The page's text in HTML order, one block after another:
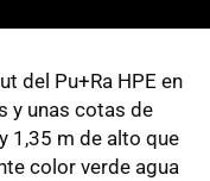
del Pu+Ra HPE en
y unas cotas de
1,35 m de alto que
color verde agua